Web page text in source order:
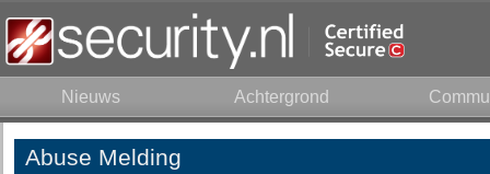
Nieuws Achtergrond
Abuse Melding